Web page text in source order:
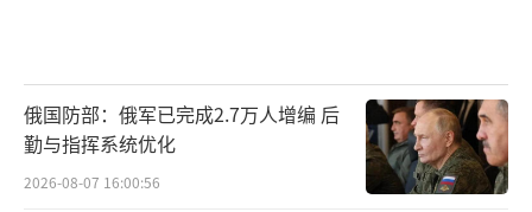
俄国防部：俄军已完成2.7万人增编 后
勤与指挥系统优化
2026-08-07 16:00:56